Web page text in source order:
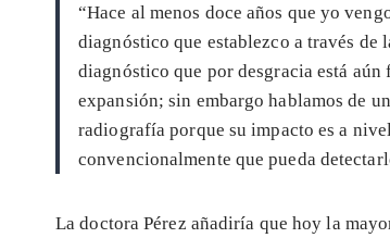
“Hace al menos doce años que yo
diagnóstico que establezco a través de
diagnóstico que por desgracia está
expansión; sin embargo hablamos de
radiografía porque su impacto es a
convencionalmente que pueda
La doctora Pérez añadiría que hoy la